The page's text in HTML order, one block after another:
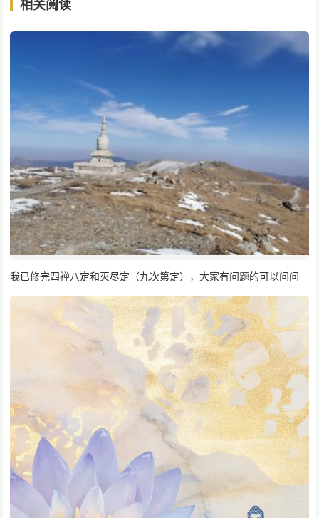
相关阅读
我已修完四禅八定和灭尽定（九次第定），大家有问题的可以问问